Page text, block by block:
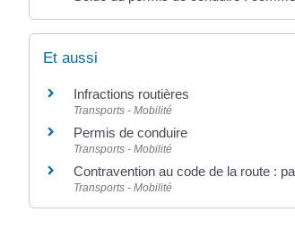
Et aussi
Infractions routières
Transports - Mobilité
Permis de conduire
Transports - Mobilité
Contravention au code de la route :
Transports - Mobilité